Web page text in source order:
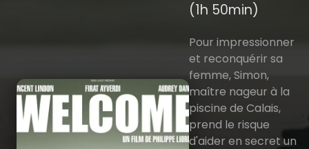
(1h 50min)
Pour impressionner
et reconquérir sa
femme, Simon,
maître nageur à la
piscine de Calais,
prend le risque
d'aider en secret un